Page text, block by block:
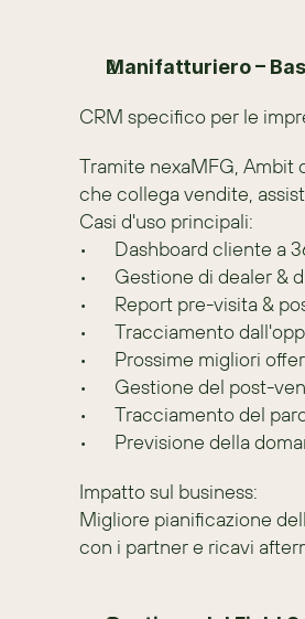
Manifatturiero –
CRM specifico per le
Tramite nexaMFG, Ambit
che collega vendite,
Casi d'uso principali:
•	Dashboard cliente a
•	Gestione di dealer
•	Report pre-visita &
•	Tracciamento
•	Prossime migliori
•	Gestione del post-
•	Tracciamento del
•	Previsione della
Impatto sul business:
Migliore pianificazione
con i partner e ricavi